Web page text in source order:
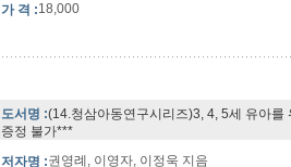
가 격 :18,000
도서명 :(14.청삼아동연구시리즈)3, 4, 5세 유아
증정 불가***
저자명 :권영례, 이영자, 이정욱 지음